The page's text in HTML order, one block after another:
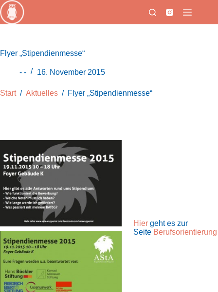
Zum
Inhalt
springen
Flyer „Stipendienmesse“
- - 16. November 2015
Start / Aktuelles / Flyer „Stipendienmesse“
Hier geht es zur
Seite Berufsorientierung